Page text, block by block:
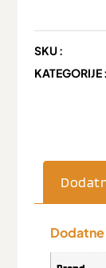
SKU :
KATEGORIJE :